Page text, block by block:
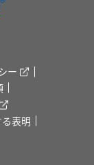
ー
表明